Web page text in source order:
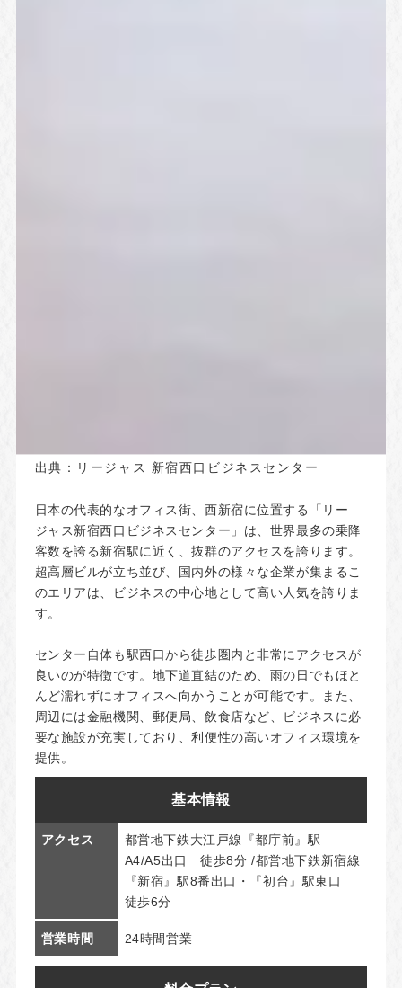
出典： リージャス 新宿西口ビジネスセンター
日本の代表的なオフィス街、西新宿に位置する「リー
ジャス新宿西口ビジネスセンター」は、世界最多の乗降
客数を誇る新宿駅に近く、抜群のアクセスを誇ります。
超高層ビルが立ち並び、国内外の様々な企業が集まるこ
のエリアは、ビジネスの中心地として高い人気を誇りま
す。
センター自体も駅西口から徒歩圏内と非常にアクセスが
良いのが特徴です。地下道直結のため、雨の日でもほと
んど濡れずにオフィスへ向かうことが可能です。また、
周辺には金融機関、郵便局、飲食店など、ビジネスに必
要な施設が充実しており、利便性の高いオフィス環境を
提供。
基本情報
アクセス
都営地下鉄大江戸線『都庁前』駅
A4/A5出口 徒歩8分 /都営地下鉄新宿線
『新宿』駅8番出口・『初台』駅東口
徒歩6分
営業時間 24時間営業